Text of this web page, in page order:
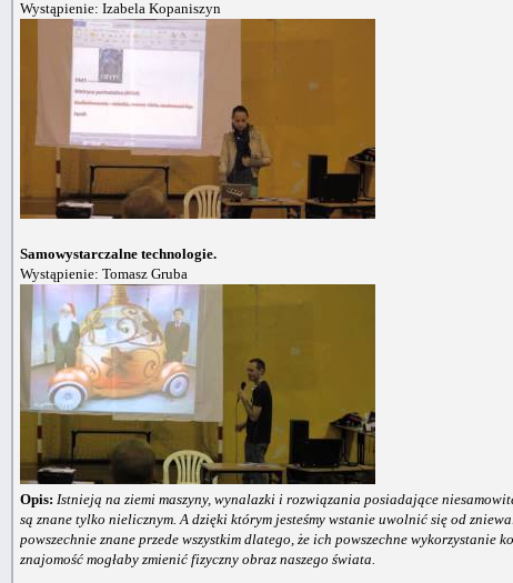
Wystąpienie: Izabela Kopaniszyn
Samowystarczalne technologie.
Wystąpienie: Tomasz Gruba
Opis: Istnieją na ziemi maszyny, wynalazki i rozwiązania posiadające
są znane tylko nielicznym. A dzięki którym jesteśmy wstanie uwolnić się od
powszechnie znane przede wszystkim dlatego, że ich powszechne
znajomość mogłaby zmienić fizyczny obraz naszego świata.